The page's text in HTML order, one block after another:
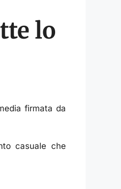
lo
firmata da
casuale che